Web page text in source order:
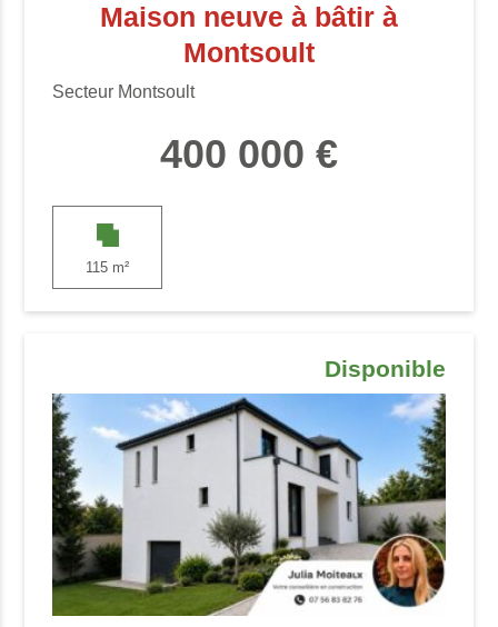
Maison neuve à bâtir à
Montsoult
Secteur Montsoult
400 000 €
115 m²
Disponible